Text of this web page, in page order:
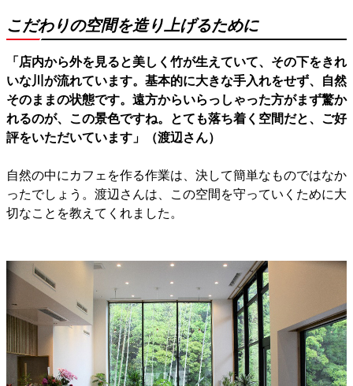
こだわりの空間を造り上げるために
「店内から外を見ると美しく竹が生えていて、その下をきれ
いな川が流れています。基本的に大きな手入れをせず、自然
そのままの状態です。遠方からいらっしゃった方がまず驚か
れるのが、この景色ですね。とても落ち着く空間だと、ご好
評をいただいています」（渡辺さん）
自然の中にカフェを作る作業は、決して簡単なものではなか
ったでしょう。渡辺さんは、この空間を守っていくために大
切なことを教えてくれました。